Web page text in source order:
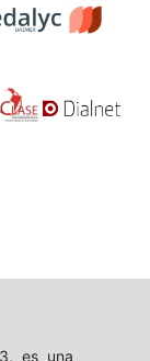
es una